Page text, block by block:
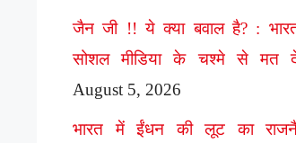
जैन जी !! ये क्या बवाल है? :
सोशल मीडिया के चश्मे से मत
August 5, 2026
भारत में ईंधन की लूट का